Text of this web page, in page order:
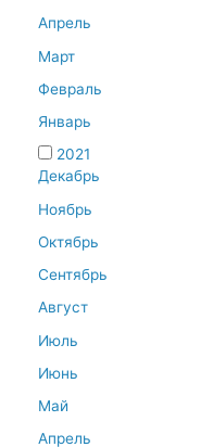
Апрель
Март
Февраль
Январь
2021
Декабрь
Ноябрь
Октябрь
Сентябрь
Август
Июль
Июнь
Май
Апрель